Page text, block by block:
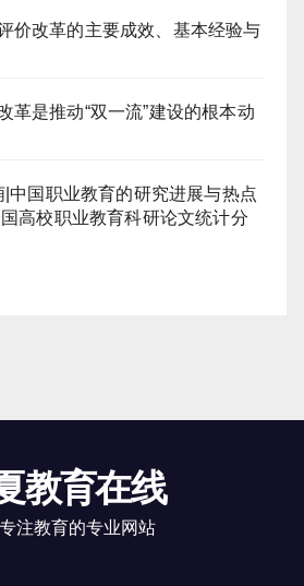
价改革的主要成效、基本经验与
革是推动“双一流”建设的根本动
|中国职业教育的研究进展与热点
高校职业教育科研论文统计分
教育在线
注教育的专业网站